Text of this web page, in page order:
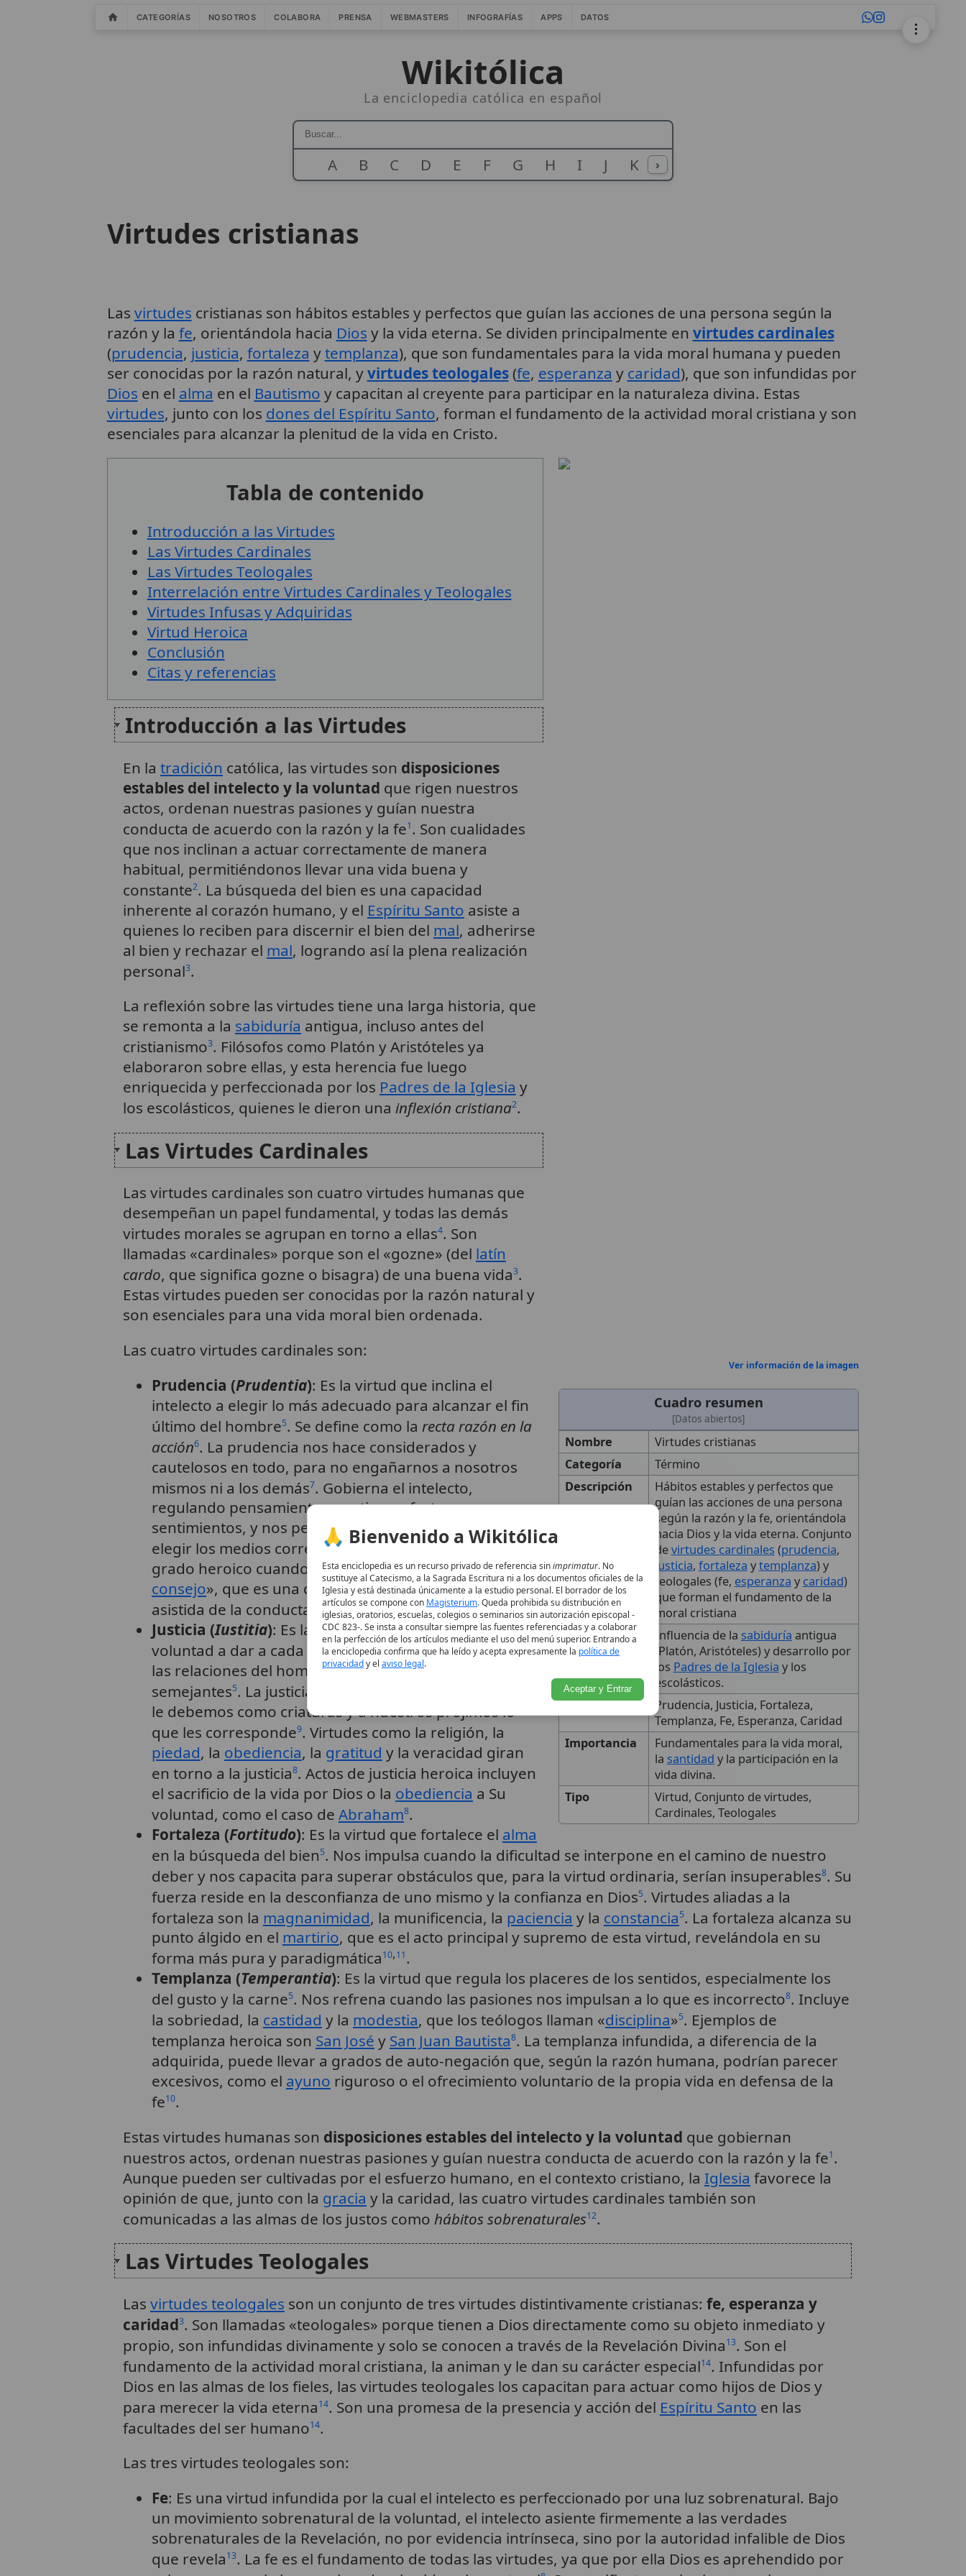
CATEGORÍAS NOSOTROS COLABORA PRENSA WEBMASTERS INFOGRAFÍAS APPS DATOS
Wikitólica
La enciclopedia católica en español
A B C D E F G H I J K L
›
Virtudes cristianas
Las virtudes cristianas son hábitos estables y perfectos que guían las acciones de una persona según la
razón y la fe, orientándola hacia Dios y la vida eterna. Se dividen principalmente en virtudes cardinales
(prudencia, justicia, fortaleza ytemplanza), que son fundamentales para la vida moral humana y pueden
ser conocidas por la razón natural, yvirtudes teologales(fe, esperanza y caridad), que son infundidas por
Dios en el alma en el Bautismo y capacitan al creyente para participar en la naturaleza divina. Estas
virtudes, junto con los dones del Espíritu Santo, forman el fundamento de la actividad moral cristiana y son
esenciales para alcanzar la plenitud de la vida en Cristo.
Ver información de la imagen
Cuadro resumen
[Datos abiertos]
Nombre
Virtudes cristianas
Categoría
Término
Descripción
Hábitos estables y perfectos que
guían las acciones de una persona
según la razón y la fe, orientándola
hacia Dios y la vida eterna. Conjunto
devirtudes cardinales (prudencia,
justicia, fortaleza ytemplanza) y
teologales (fe, esperanza y caridad)
que forman el fundamento de la
moral cristiana
Contexto
Histórico
Influencia de la sabiduría antigua
(Platón, Aristóteles) y desarrollo por
los Padres de la Iglesia y los
escolásticos.
Ejemplos
Prudencia, Justicia, Fortaleza,
Templanza, Fe, Esperanza, Caridad
Importancia
Fundamentales para la vida moral,
la santidad y la participación en la
vida divina.
Tipo
Virtud, Conjunto de virtudes,
Cardinales, Teologales
Tabla de contenido
Introducción a las Virtudes
Las Virtudes Cardinales
Las Virtudes Teologales
Interrelación entre Virtudes Cardinales y Teologales
Virtudes Infusas y Adquiridas
Virtud Heroica
Conclusión
Citas y referencias
Introducción a las Virtudes
En la tradición católica, las virtudes son disposiciones
estables del intelecto y la voluntad que rigen nuestros
actos, ordenan nuestras pasiones y guían nuestra
conducta de acuerdo con la razón y la fe1. Son cualidades
que nos inclinan a actuar correctamente de manera
habitual, permitiéndonos llevar una vida buena y
constante2. La búsqueda del bien es una capacidad
inherente al corazón humano, y el Espíritu Santo asiste a
quienes lo reciben para discernir el bien del mal, adherirse
al bien y rechazar el mal, logrando así la plena realización
personal3.
La reflexión sobre las virtudes tiene una larga historia, que
se remonta a la sabiduría antigua, incluso antes del
cristianismo3. Filósofos como Platón y Aristóteles ya
elaboraron sobre ellas, y esta herencia fue luego
enriquecida y perfeccionada por los Padres de la Iglesia y
los escolásticos, quienes le dieron una inflexión cristiana2.
Las Virtudes Cardinales
Las virtudes cardinales son cuatro virtudes humanas que
desempeñan un papel fundamental, y todas las demás
virtudes morales se agrupan en torno a ellas4. Son
llamadas «cardinales» porque son el «gozne» (del latín
cardo, que significa gozne o bisagra) de una buena vida3.
Estas virtudes pueden ser conocidas por la razón natural y
son esenciales para una vida moral bien ordenada.
Las cuatro virtudes cardinales son:
Prudencia (Prudentia): Es la virtud que inclina el
intelecto a elegir lo más adecuado para alcanzar el fin
último del hombre5. Se define como la recta razón en la
acción6. La prudencia nos hace considerados y
cautelosos en todo, para no engañarnos a nosotros
mismos ni a los demás7. Gobierna el intelecto,
regulando pensamientos, motivos, afectos y
sentimientos, y nos permite discernir lo que es bueno y
elegir los medios correctos para lograrlo 5. Alcanza un
grado heroico cuando coincide con el «don de
consejo», que es una clara percepción divinamente
asistida de la conducta correcta e incorrecta8.
Justicia (Iustitia): Es la virtud moral que inclina la
voluntad a dar a cada uno lo que le es debido5. Regula
las relaciones del hombre con Dios y con sus
semejantes5. La justicia nos impulsa a dar a Dios lo que
le debemos como criaturas y a nuestros prójimos lo
que les corresponde9. Virtudes como la religión, la
piedad, la obediencia, la gratitud y la veracidad giran
en torno a la justicia8. Actos de justicia heroica incluyen
el sacrificio de la vida por Dios o la obediencia a Su
voluntad, como el caso de Abraham8.
Fortaleza (Fortitudo): Es la virtud que fortalece el alma
en la búsqueda del bien5. Nos impulsa cuando la dificultad se interpone en el camino de nuestro
deber y nos capacita para superar obstáculos que, para la virtud ordinaria, serían insuperables8. Su
fuerza reside en la desconfianza de uno mismo y la confianza en Dios5. Virtudes aliadas a la
fortaleza son la magnanimidad, la munificencia, la paciencia y la constancia5. La fortaleza alcanza su
punto álgido en el martirio, que es el acto principal y supremo de esta virtud, revelándola en su
forma más pura y paradigmática10,11.
Templanza (Temperantia): Es la virtud que regula los placeres de los sentidos, especialmente los
del gusto y la carne5. Nos refrena cuando las pasiones nos impulsan a lo que es incorrecto8. Incluye
la sobriedad, la castidad y la modestia, que los teólogos llaman «disciplina»5. Ejemplos de
templanza heroica son San José y San Juan Bautista8. La templanza infundida, a diferencia de la
adquirida, puede llevar a grados de auto-negación que, según la razón humana, podrían parecer
excesivos, como el ayuno riguroso o el ofrecimiento voluntario de la propia vida en defensa de la
fe10.
Estas virtudes humanas son disposiciones estables del intelecto y la voluntad que gobiernan
nuestros actos, ordenan nuestras pasiones y guían nuestra conducta de acuerdo con la razón y la fe1.
Aunque pueden ser cultivadas por el esfuerzo humano, en el contexto cristiano, la Iglesia favorece la
opinión de que, junto con la gracia y la caridad, las cuatro virtudes cardinales también son
comunicadas a las almas de los justos como hábitos sobrenaturales12.
Las Virtudes Teologales
Las virtudes teologales son un conjunto de tres virtudes distintivamente cristianas: fe, esperanza y
caridad3. Son llamadas «teologales» porque tienen a Dios directamente como su objeto inmediato y
propio, son infundidas divinamente y solo se conocen a través de la Revelación Divina13. Son el
fundamento de la actividad moral cristiana, la animan y le dan su carácter especial14. Infundidas por
Dios en las almas de los fieles, las virtudes teologales los capacitan para actuar como hijos de Dios y
para merecer la vida eterna14. Son una promesa de la presencia y acción del Espíritu Santo en las
facultades del ser humano14.
Las tres virtudes teologales son:
Fe: Es una virtud infundida por la cual el intelecto es perfeccionado por una luz sobrenatural. Bajo
un movimiento sobrenatural de la voluntad, el intelecto asiente firmemente a las verdades
sobrenaturales de la Revelación, no por evidencia intrínseca, sino por la autoridad infalible de Dios
que revela13. La fe es el fundamento de todas las virtudes, ya que por ella Dios es aprehendido por
🙏 Bienvenido a Wikitólica
Esta enciclopedia es un recurso privado de referencia sinimprimatur. No
sustituye al Catecismo, a la Sagrada Escritura ni a los documentos oficiales de la
Iglesia y está destinada únicamente a la estudio personal. El borrador de los
artículos se compone con Magisterium. Queda prohibida su distribución en
iglesias, oratorios, escuelas, colegios o seminarios sin autorización episcopal -
CDC 823-. Se insta a consultar siempre las fuentes referenciadas y a colaborar
en la perfección de los artículos mediante el uso del menú superior. Entrando a
la enciclopedia confirma que ha leído y acepta expresamente la política de
privacidady el aviso legal.
Aceptar y Entrar